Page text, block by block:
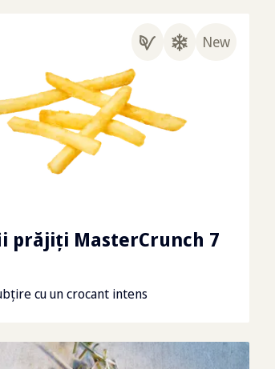
New
prăjiţi MasterCrunch 7
cu un crocant intens